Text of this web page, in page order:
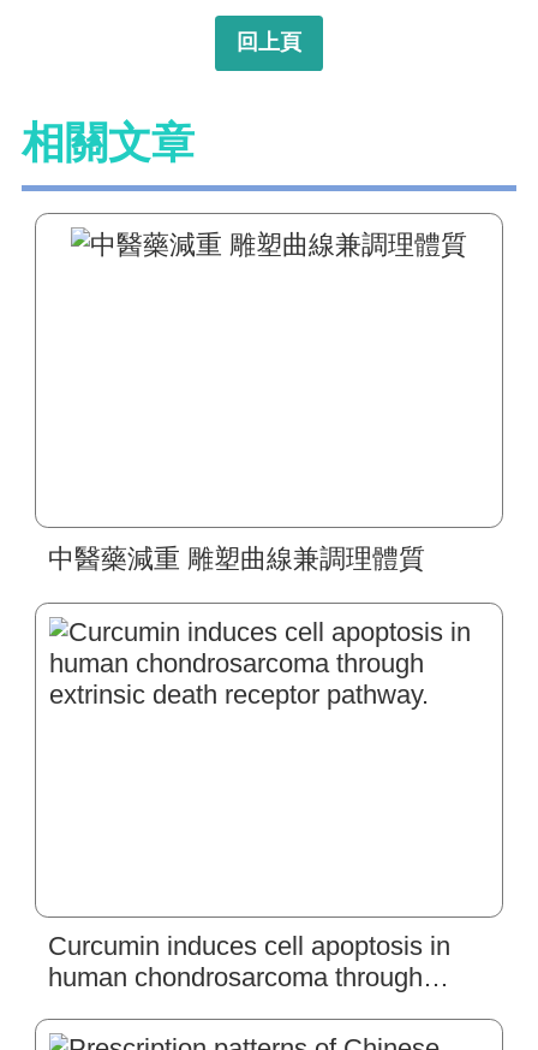
回上頁
相關文章
中醫藥減重 雕塑曲線兼調理體質
Curcumin induces cell apoptosis in
human chondrosarcoma through